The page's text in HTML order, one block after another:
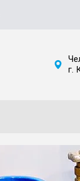
г.